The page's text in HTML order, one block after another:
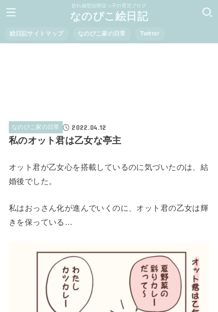
折れ線型自閉症っ子の育児ブログ
なのぴこ絵日記
絵日記サイトマップ なのぴこ家の日常 Twitter
なのぴこ家の日常 2022.04.12
私のオット君は乙女な亭主
オット君が乙女心を搭載しているのに気づいたのは、結
婚後でした。
私はおっさん化が進んでいくのに、オット君の乙女は輝
きを保っている…